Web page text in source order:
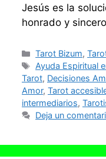
Jesús es la
honrado y
Categorías
Tarot Bizum,
Etiquetas
Ayuda Espiritual
Tarot, Decisiones
Amor, Tarot
intermediarios,
Deja un